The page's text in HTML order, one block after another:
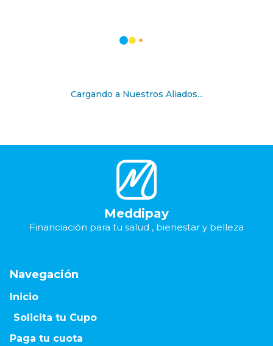
Cargando a Nuestros Aliados...
Meddipay
Financiación para tu salud , bienestar y belleza
Navegación
Inicio
Solicita tu Cupo
Paga tu cuota